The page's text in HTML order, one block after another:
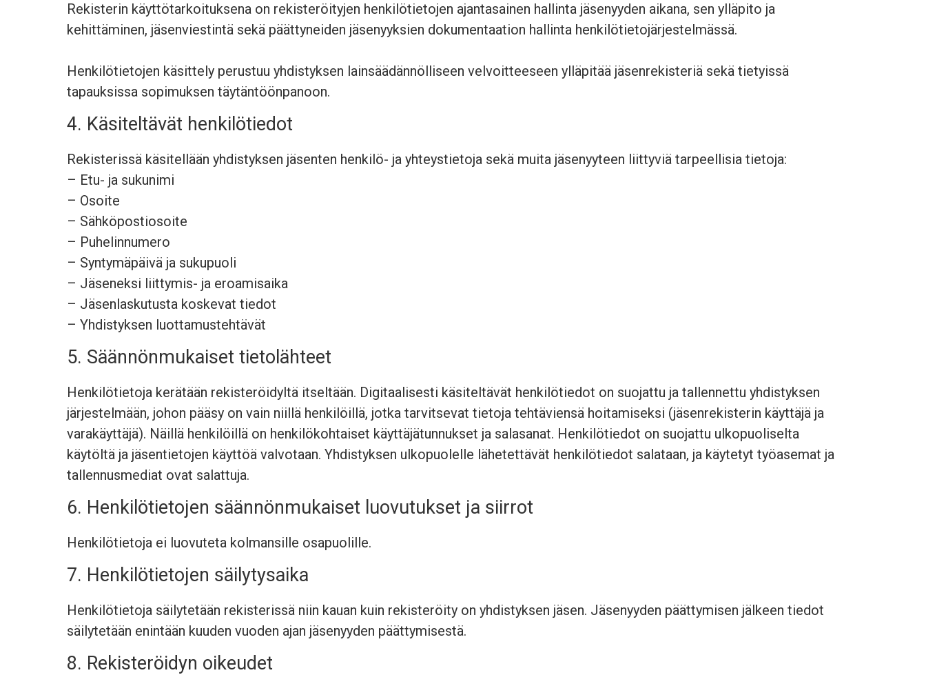
Rekisterin käyttötarkoituksena on rekisteröityjen henkilötietojen ajantasainen hallinta jäsenyyden aikana, sen ylläpito ja
kehittäminen, jäsenviestintä sekä päättyneiden jäsenyyksien dokumentaation hallinta henkilötietojärjestelmässä.
Henkilötietojen käsittely perustuu yhdistyksen lainsäädännölliseen velvoitteeseen ylläpitää jäsenrekisteriä sekä tietyissä
tapauksissa sopimuksen täytäntöönpanoon.
4. Käsiteltävät henkilötiedot
Rekisterissä käsitellään yhdistyksen jäsenten henkilö- ja yhteystietoja sekä muita jäsenyyteen liittyviä tarpeellisia tietoja:
– Etu- ja sukunimi
– Osoite
– Sähköpostiosoite
– Puhelinnumero
– Syntymäpäivä ja sukupuoli
– Jäseneksi liittymis- ja eroamisaika
– Jäsenlaskutusta koskevat tiedot
– Yhdistyksen luottamustehtävät
5. Säännönmukaiset tietolähteet
Henkilötietoja kerätään rekisteröidyltä itseltään. Digitaalisesti käsiteltävät henkilötiedot on suojattu ja tallennettu yhdistyksen
järjestelmään, johon pääsy on vain niillä henkilöillä, jotka tarvitsevat tietoja tehtäviensä hoitamiseksi (jäsenrekisterin käyttäjä ja
varakäyttäjä). Näillä henkilöillä on henkilökohtaiset käyttäjätunnukset ja salasanat. Henkilötiedot on suojattu ulkopuoliselta
käytöltä ja jäsentietojen käyttöä valvotaan. Yhdistyksen ulkopuolelle lähetettävät henkilötiedot salataan, ja käytetyt työasemat ja
tallennusmediat ovat salattuja.
6. Henkilötietojen säännönmukaiset luovutukset ja siirrot
Henkilötietoja ei luovuteta kolmansille osapuolille.
7. Henkilötietojen säilytysaika
Henkilötietoja säilytetään rekisterissä niin kauan kuin rekisteröity on yhdistyksen jäsen. Jäsenyyden päättymisen jälkeen tiedot
säilytetään enintään kuuden vuoden ajan jäsenyyden päättymisestä.
8. Rekisteröidyn oikeudet